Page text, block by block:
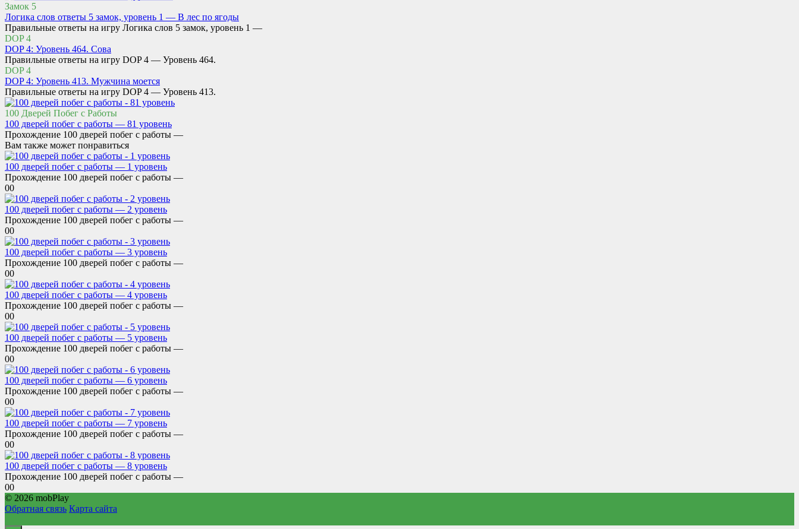
Замок 5
Логика слов ответы 5 замок, уровень 1 — В лес по ягоды
Правильные ответы на игру Логика слов 5 замок, уровень 1 —
DOP 4
DOP 4: Уровень 464. Сова
Правильные ответы на игру DOP 4 — Уровень 464.
DOP 4
DOP 4: Уровень 413. Мужчина моется
Правильные ответы на игру DOP 4 — Уровень 413.
100 Дверей Побег с Работы
100 дверей побег с работы — 81 уровень
Прохождение 100 дверей побег с работы —
Вам также может понравиться
100 дверей побег с работы — 1 уровень
Прохождение 100 дверей побег с работы —
00
100 дверей побег с работы — 2 уровень
Прохождение 100 дверей побег с работы —
00
100 дверей побег с работы — 3 уровень
Прохождение 100 дверей побег с работы —
00
100 дверей побег с работы — 4 уровень
Прохождение 100 дверей побег с работы —
00
100 дверей побег с работы — 5 уровень
Прохождение 100 дверей побег с работы —
00
100 дверей побег с работы — 6 уровень
Прохождение 100 дверей побег с работы —
00
100 дверей побег с работы — 7 уровень
Прохождение 100 дверей побег с работы —
00
100 дверей побег с работы — 8 уровень
Прохождение 100 дверей побег с работы —
00
© 2026 mobPlay
Обратная связь Карта сайта